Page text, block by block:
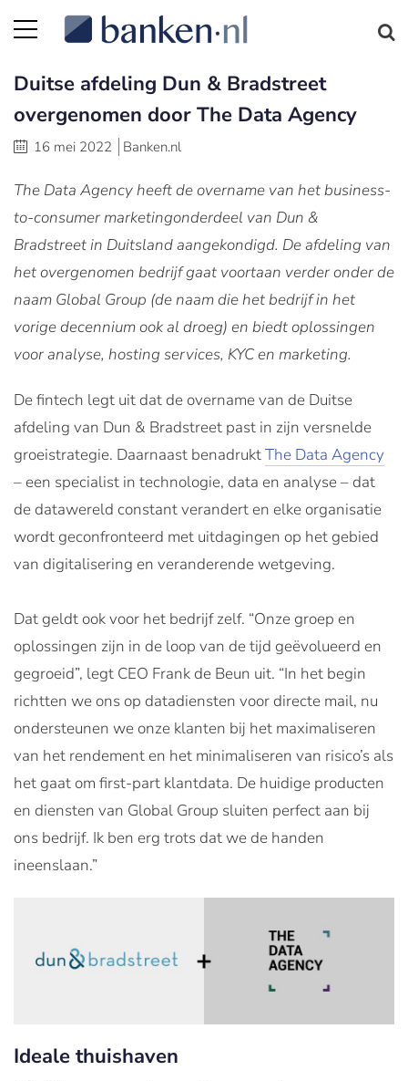
Duitse afdeling Dun & Bradstreet
overgenomen door The Data Agency
16 mei 2022 Banken.nl
The Data Agency heeft de overname van het business-
to-consumer marketingonderdeel van Dun &
Bradstreet in Duitsland aangekondigd. De afdeling van
het overgenomen bedrijf gaat voortaan verder onder de
naam Global Group (de naam die het bedrijf in het
vorige decennium ook al droeg) en biedt oplossingen
voor analyse, hosting services, KYC en marketing.
De fintech legt uit dat de overname van de Duitse
afdeling van Dun & Bradstreet past in zijn versnelde
groeistrategie. Daarnaast benadruktThe Data Agency
– een specialist in technologie, data en analyse – dat
de datawereld constant verandert en elke organisatie
wordt geconfronteerd met uitdagingen op het gebied
van digitalisering en veranderende wetgeving.
Dat geldt ook voor het bedrijf zelf. “Onze groep en
oplossingen zijn in de loop van de tijd geëvolueerd en
gegroeid”, legt CEO Frank de Beun uit. “In het begin
richtten we ons op datadiensten voor directe mail, nu
ondersteunen we onze klanten bij het maximaliseren
van het rendement en het minimaliseren van risico’s als
het gaat om first-part klantdata. De huidige producten
en diensten van Global Group sluiten perfect aan bij
ons bedrijf. Ik ben erg trots dat we de handen
ineenslaan.”
Ideale thuishaven